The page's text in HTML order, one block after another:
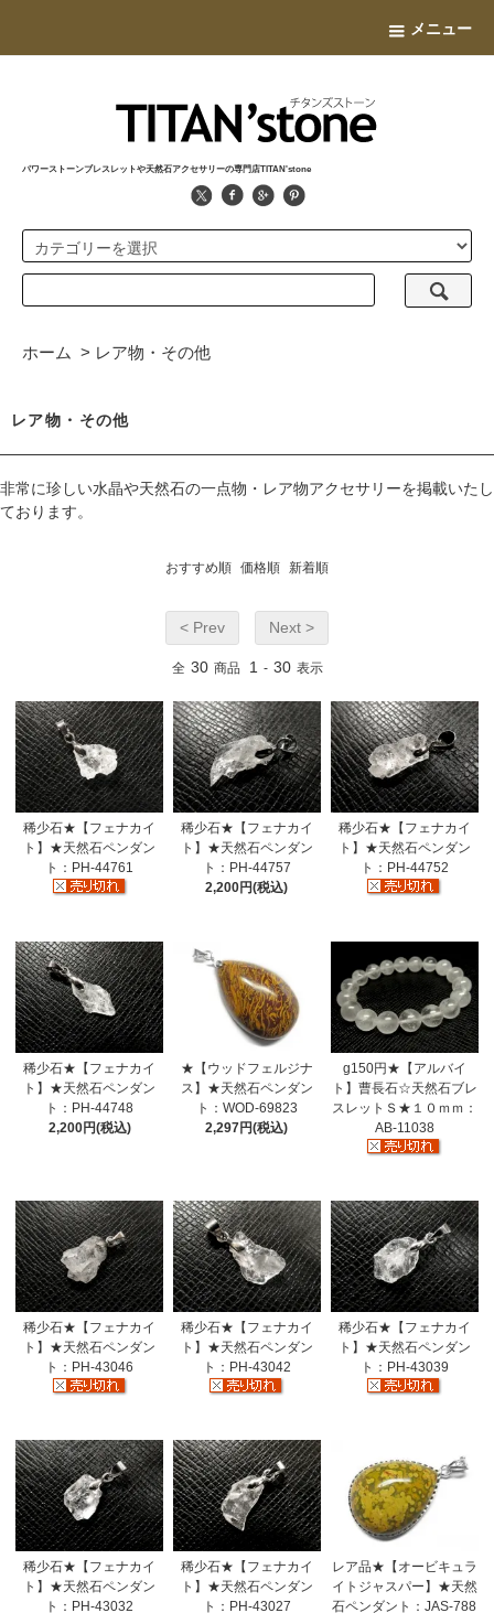
メニュー
パワーストーンブレスレットや天然石アクセサリーの専門店TITAN'stone
ホーム > レア物・その他
レア物・その他
非常に珍しい水晶や天然石の一点物・レア物アクセサリーを掲載いたし
ております。
おすすめ順 価格順 新着順
< Prev Next >
全 30 商品 1 - 30 表示
稀少石★【フェナカイ
ト】★天然石ペンダン
ト：PH-44761
稀少石★【フェナカイ
ト】★天然石ペンダン
ト：PH-44757
2,200円(税込)
稀少石★【フェナカイ
ト】★天然石ペンダン
ト：PH-44752
稀少石★【フェナカイ
ト】★天然石ペンダン
ト：PH-44748
2,200円(税込)
★【ウッドフェルジナ
ス】★天然石ペンダン
ト：WOD-69823
2,297円(税込)
g150円★【アルバイ
ト】曹長石☆天然石ブレ
スレットＳ★１０ｍｍ：
AB-11038
稀少石★【フェナカイ
ト】★天然石ペンダン
ト：PH-43046
稀少石★【フェナカイ
ト】★天然石ペンダン
ト：PH-43042
稀少石★【フェナカイ
ト】★天然石ペンダン
ト：PH-43039
稀少石★【フェナカイ
ト】★天然石ペンダン
ト：PH-43032
稀少石★【フェナカイ
ト】★天然石ペンダン
ト：PH-43027
レア品★【オービキュラ
イトジャスパー】★天然
石ペンダント：JAS-788